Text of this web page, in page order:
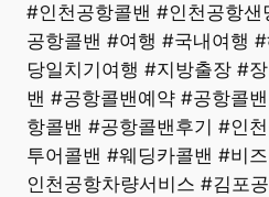
#인천공항콜밴 #인천공항
공항콜밴 #여행 #국내여행
당일치기여행 #지방출장 #
밴 #공항콜밴예약 #공항콜
항콜밴 #공항콜밴후기 #인
투어콜밴 #웨딩카콜밴 #비
인천공항차량서비스 #김포